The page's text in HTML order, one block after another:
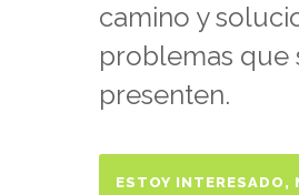
camino y
problemas que
presenten.
ESTOY INTERESADO,